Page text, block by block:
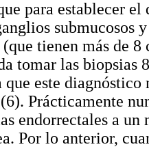
para establecer
submucosos
(que tienen más de
tomar las biopsias
que este diagnóstico
Prácticamente
endorrectales a
Por lo anterior,